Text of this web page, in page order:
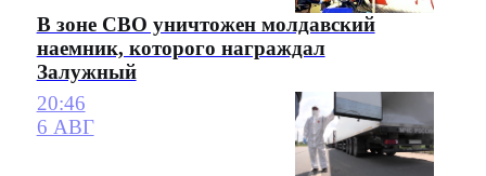
В зоне СВО уничтожен молдавский
наемник, которого награждал
Залужный
20:46
6 АВГ